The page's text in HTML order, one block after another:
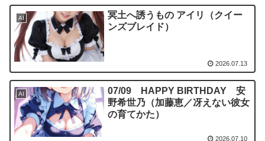
AI
冥土へ誘うもの アイリ（クイー
ンズブレイド）
2026.07.13
AI
07/09 HAPPY BIRTHDAY 安
野希世乃（加藤恵／冴えない彼女
の育てかた）
2026.07.10